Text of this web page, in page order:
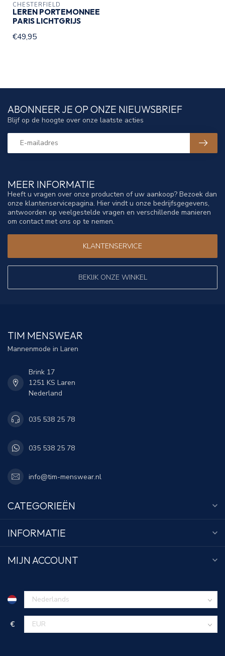
CHESTERFIELD
LEREN PORTEMONNEE
PARIS LICHTGRIJS
€49,95
MEER INFORMATIE
Heeft u vragen over onze producten of uw aankoop? Bezoek dan
onze klantenservicepagina. Hier vindt u onze bedrijfsgegevens,
antwoorden op veelgestelde vragen en verschillende manieren
om contact met ons op te nemen.
KLANTENSERVICE
BEKIJK ONZE WINKEL
ABONNEER JE OP ONZE NIEUWSBRIEF
Blijf op de hoogte over onze laatste acties
TIM MENSWEAR
Mannenmode in Laren
Brink 17
1251 KS Laren
Nederland
035 538 25 78
035 538 25 78
info@tim-menswear.nl
CATEGORIEËN
INFORMATIE
MIJN ACCOUNT
€